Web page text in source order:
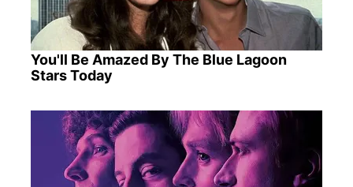
You'll Be Amazed By The Blue Lagoon
Stars Today